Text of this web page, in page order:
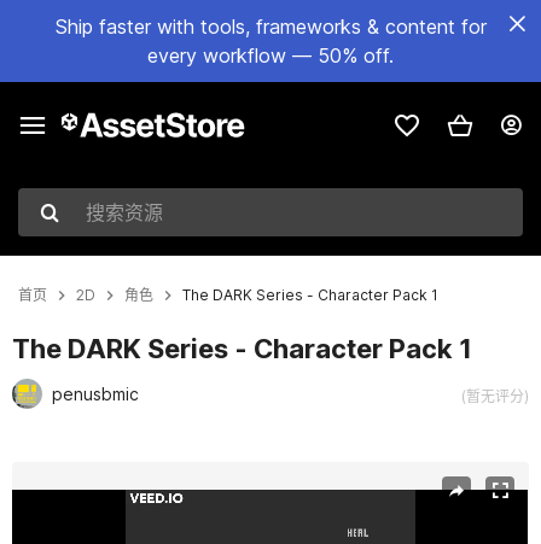
Ship faster with tools, frameworks & content for
every workflow — 50% off.
搜索资源
首页 2D 角色 The DARK Series - Character Pack 1
The DARK Series - Character Pack 1
penusbmic (暂无评分)